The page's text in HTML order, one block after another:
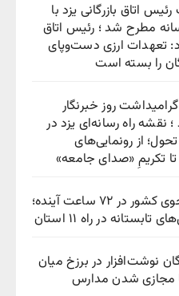
اتاق بازرگانی یزد با
مطرح شد ؛ رئیس اتاق
تعهدات ارزی دست‌وپای
را بسته است
روز خبرنگار
راه رسانه‌ای یزد در
از رونمایی‌های
تکریمِ «صدای جامعه»
وضعیت جوی کشور در ۷۲ ساعت آینده؛
در راه ۱۱ استان
نوشت‌افزار در برزخ میان
مجازی شدن مدارس